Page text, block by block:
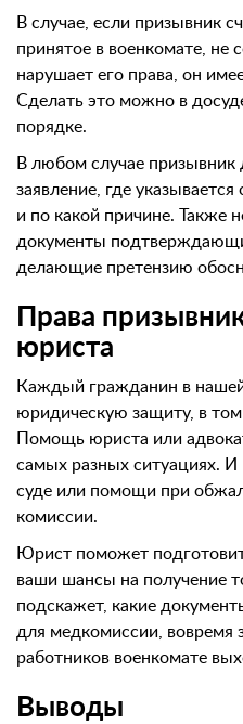
В случае, если призывник
принятое в военкомате, не
нарушает его права, он
Сделать это можно в
порядке.
В любом случае призывник
заявление, где
и по какой причине. Также
документы
делающие претензию
Права
юриста
Каждый гражданин в
юридическую защиту, в
Помощь юриста или
самых разных ситуациях. И
суде или помощи при
комиссии.
Юрист поможет
ваши шансы на получение
подскажет, какие
для медкомиссии, вовремя
работников военкомате
Выводы